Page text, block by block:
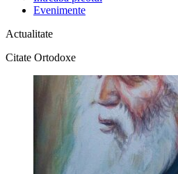
Evenimente
Actualitate
Citate Ortodoxe